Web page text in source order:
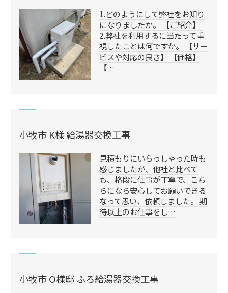
1.どのようにして弊社をお知り
になりましたか。 【ご紹介】
2.弊社を利用するに当たって重
視したことは何ですか。 【サー
ビスや対応の良さ】 【価格】
【…
小牧市 K様 給湯器交換工事
見積もりにいらっしゃった時も
感じましたが、他社と比べて
も、格段に仕事が丁寧で、こち
らになら安心してお願いできる
なって思い、依頼しました。 期
待以上のお仕事をし…
小牧市 O様邸 ふろ給湯器交換工事